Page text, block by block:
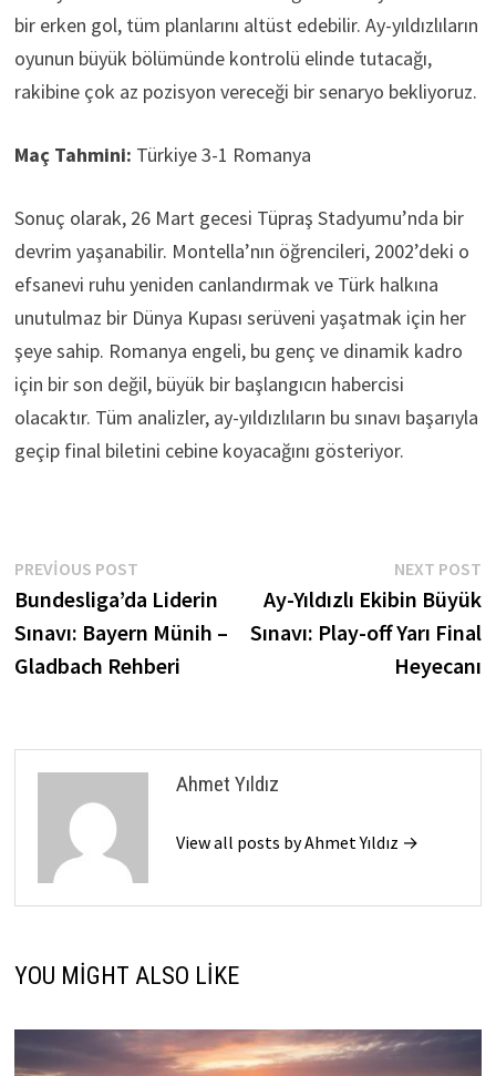
bir erken gol, tüm planlarını altüst edebilir. Ay-yıldızlıların
oyunun büyük bölümünde kontrolü elinde tutacağı,
rakibine çok az pozisyon vereceği bir senaryo bekliyoruz.
Maç Tahmini: Türkiye 3-1 Romanya
Sonuç olarak, 26 Mart gecesi Tüpraş Stadyumu’nda bir
devrim yaşanabilir. Montella’nın öğrencileri, 2002’deki o
efsanevi ruhu yeniden canlandırmak ve Türk halkına
unutulmaz bir Dünya Kupası serüveni yaşatmak için her
şeye sahip. Romanya engeli, bu genç ve dinamik kadro
için bir son değil, büyük bir başlangıcın habercisi
olacaktır. Tüm analizler, ay-yıldızlıların bu sınavı başarıyla
geçip final biletini cebine koyacağını gösteriyor.
Yazı
gezinmesi
PREVIOUS POSTPrevious
post:
Bundesliga’da Liderin
Sınavı: Bayern Münih –
Gladbach Rehberi
NEXT POST
Ay-Yıldızlı Ekibin Büyük
Sınavı: Play-off Yarı Final
Heyecanı
Ahmet Yıldız
View all posts by Ahmet Yıldız →
YOU MIGHT ALSO LIKE